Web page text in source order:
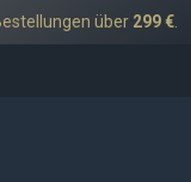
über 299 €